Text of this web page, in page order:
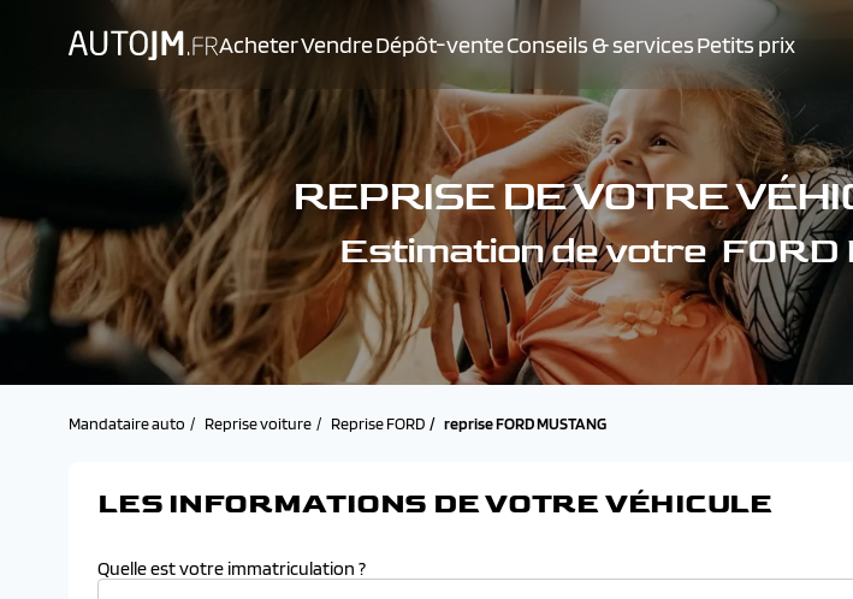
AcheterVendreDépôt-venteConseils & servicesPetits prix
REPRISE DE VOTRE
Estimation de votre FORD
Mandataire auto Reprise voiture Reprise FORD reprise FORD MUSTANG
LES INFORMATIONS DE VOTRE VÉHICULE
Quelle est votre immatriculation ?